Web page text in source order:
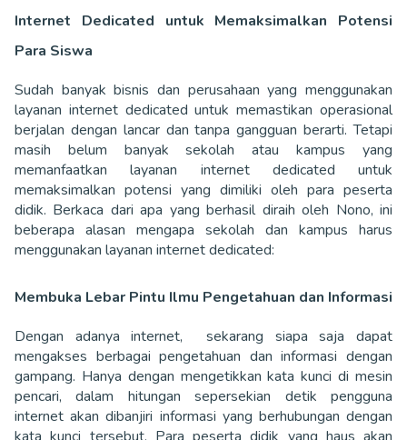
Internet Dedicated untuk Memaksimalkan Potensi
Para Siswa
Sudah banyak bisnis dan perusahaan yang menggunakan
layanan internet dedicated untuk memastikan operasional
berjalan dengan lancar dan tanpa gangguan berarti. Tetapi
masih belum banyak sekolah atau kampus yang
memanfaatkan layanan internet dedicated untuk
memaksimalkan potensi yang dimiliki oleh para peserta
didik. Berkaca dari apa yang berhasil diraih oleh Nono, ini
beberapa alasan mengapa sekolah dan kampus harus
menggunakan layanan internet dedicated:
Membuka Lebar Pintu Ilmu Pengetahuan dan Informasi
Dengan adanya internet, sekarang siapa saja dapat
mengakses berbagai pengetahuan dan informasi dengan
gampang. Hanya dengan mengetikkan kata kunci di mesin
pencari, dalam hitungan sepersekian detik pengguna
internet akan dibanjiri informasi yang berhubungan dengan